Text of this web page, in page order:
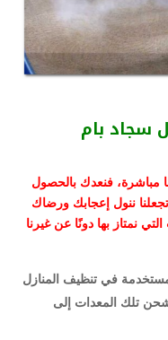
سجاد بام
مباشرة، فنعدك بالحصول
ننول إعجابك ورضاك
نمتاز بها دونًا عن غيرنا
في تنظيف المنازل
تلك المعدات إلى